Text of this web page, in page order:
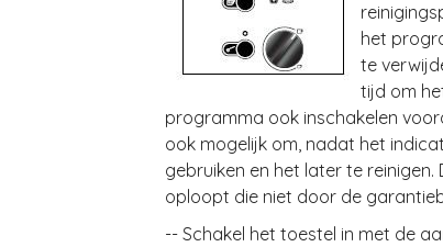
het
te
tijd om
programma ook inschakelen
ook mogelijk om, nadat het
gebruiken en het later te
oploopt die niet door de
-- Schakel het toestel in met de